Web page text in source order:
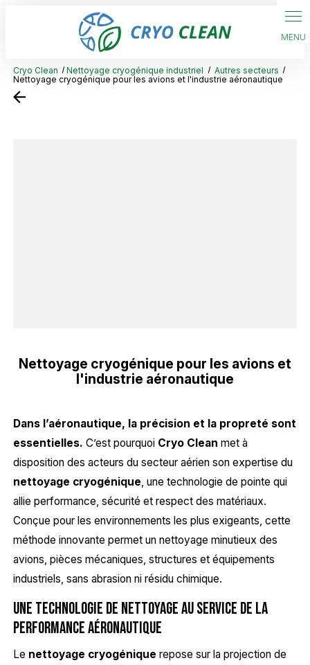
Cryo Clean Nettoyage cryogénique industriel
Autres secteurs
Nettoyage cryogénique pour les avions et l'industrie aéronautique
Nettoyage cryogénique pour les avions et
l'industrie aéronautique
Dans l’aéronautique, la précision et la propreté sont
essentielles. C’est pourquoi Cryo Clean met à
disposition des acteurs du secteur aérien son expertise du
nettoyage cryogénique, une technologie de pointe qui
allie performance, sécurité et respect des matériaux.
Conçue pour les environnements les plus exigeants, cette
méthode innovante permet un nettoyage minutieux des
avions, pièces mécaniques, structures et équipements
industriels, sans abrasion ni résidu chimique.
Une technologie de nettoyage au service de la
performance aéronautique
Le nettoyage cryogénique repose sur la projection de